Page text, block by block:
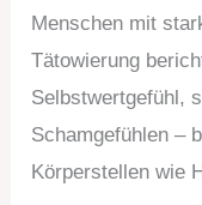
Menschen mit
Tätowierung
Selbstwertgefühl,
Schamgefühlen –
Körperstellen wie